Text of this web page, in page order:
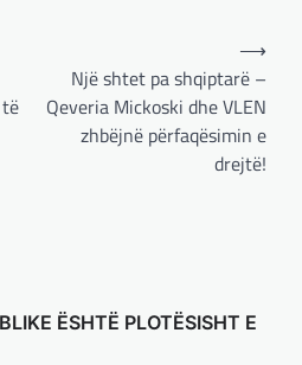
Një shtet pa shqiptarë –
Qeveria Mickoski dhe VLEN
zhbëjnë përfaqësimin e
drejtë!
⟶
ËSHTË PLOTËSISHT E
kryeministri i
Të vendosur për
e bashkëpunimit me
i Ukrainës thotë se vendi i tij
i vendosur të vazhdojë
,MË TË FUNDIT,RAJONI,